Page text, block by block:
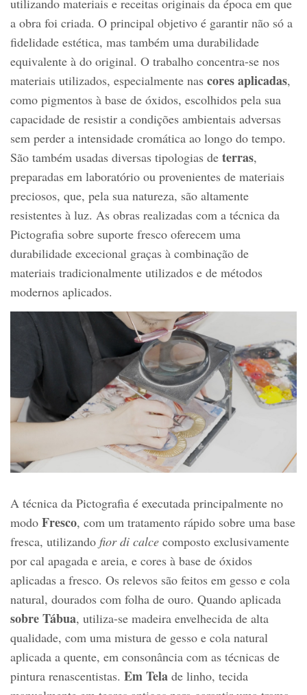
utilizando materiais e receitas originais da época em que
a obra foi criada. O principal objetivo é garantir não só a
fidelidade estética, mas também uma durabilidade
equivalente à do original. O trabalho concentra-se nos
materiais utilizados, especialmente nas cores aplicadas,
como pigmentos à base de óxidos, escolhidos pela sua
capacidade de resistir a condições ambientais adversas
sem perder a intensidade cromática ao longo do tempo.
São também usadas diversas tipologias de terras,
preparadas em laboratório ou provenientes de materiais
preciosos, que, pela sua natureza, são altamente
resistentes à luz. As obras realizadas com a técnica da
Pictografia sobre suporte fresco oferecem uma
durabilidade excecional graças à combinação de
materiais tradicionalmente utilizados e de métodos
modernos aplicados.
A técnica da Pictografia é executada principalmente no
modo Fresco, com um tratamento rápido sobre uma base
fresca, utilizando fior di calce composto exclusivamente
por cal apagada e areia, e cores à base de óxidos
aplicadas a fresco. Os relevos são feitos em gesso e cola
natural, dourados com folha de ouro. Quando aplicada
sobre Tábua, utiliza-se madeira envelhecida de alta
qualidade, com uma mistura de gesso e cola natural
aplicada a quente, em consonância com as técnicas de
pintura renascentistas. Em Tela de linho, tecida